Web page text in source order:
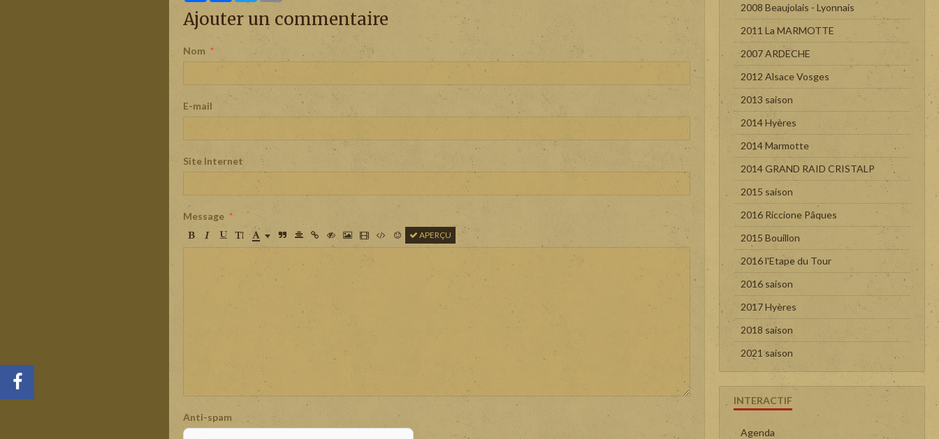
Ajouter un commentaire
Nom
E-mail
Site Internet
Message
APERÇU
Anti-spam
2008 Beaujolais - Lyonnais
2011 La MARMOTTE
2007 ARDECHE
2012 Alsace Vosges
2013 saison
2014 Hyères
2014 Marmotte
2014 GRAND RAID CRISTALP
2015 saison
2016 Riccione Pâques
2015 Bouillon
2016 l'Etape du Tour
2016 saison
2017 Hyères
2018 saison
2021 saison
INTERACTIF
Agenda